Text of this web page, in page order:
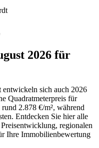
2026 für
sich auch 2026
Quadratmeterpreis für
2.878 €/m², während
Entdecken Sie hier alle
regionalen
Ihre Immobilienbewertung